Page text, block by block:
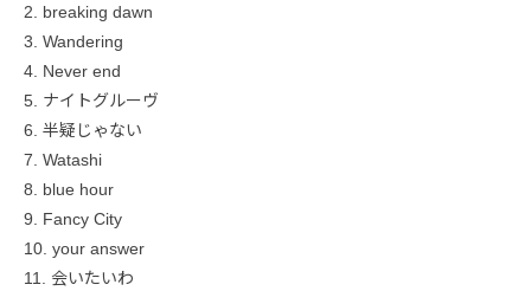
2. breaking dawn
3. Wandering
4. Never end
5. ナイトグルーヴ
6. 半疑じゃない
7. Watashi
8. blue hour
9. Fancy City
10. your answer
11. 会いたいわ